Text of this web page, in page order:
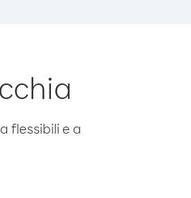
flessibili e a